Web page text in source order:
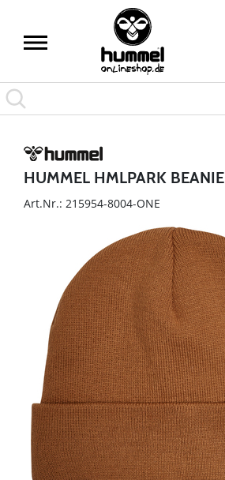
HUMMEL HMLPARK BEANIE
Art.Nr.: 215954-8004-ONE